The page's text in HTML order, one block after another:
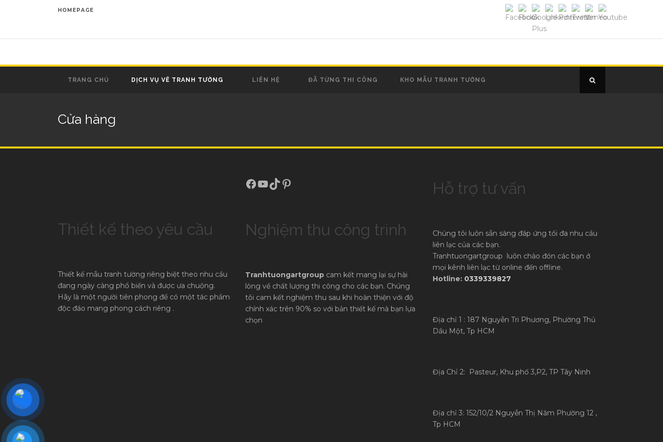
HOMEPAGE
TRANG CHỦ DỊCH VỤ VẼ TRANH TƯỜNG LIÊN HỆ ĐÃ TỪNG THI CÔNG KHO MẪU TRANH TƯỜNG
Cửa hàng
Thiết kế theo yêu cầu
Thiết kế mẫu tranh tường riêng biệt theo nhu cầu
đang ngày càng phổ biến và được ưa chuộng.
Hãy là một người tiên phong để có một tác phẩm
độc đáo mang phong cách riêng .
Facebook
Youtube
TikTok
Pinterest
Nghiệm thu công trình
Tranhtuongartgroup cam kết mang lại sự hài
lòng về chất lượng thi công cho các bạn. Chúng
tôi cam kết nghiệm thu sau khi hoàn thiện với độ
chính xác trên 90% so với bản thiết kế mà bạn lựa
chọn
Hỗ trợ tư vấn
Chúng tôi luôn sẵn sàng đáp ứng tối đa nhu cầu
liên lạc của các bạn.
Tranhtuongartgroup luôn chào đón các bạn ở
mọi kênh liên lạc từ online đến offline.
Hotline: 0339339827
Địa chỉ 1 : 187 Nguyễn Tri Phương, Phường Thủ
Dầu Một, Tp HCM
Địa Chỉ 2: Pasteur, Khu phố 3,P2, TP Tây Ninh
Địa chỉ 3: 152/10/2 Nguyễn Thị Năm Phường 12 ,
Tp HCM